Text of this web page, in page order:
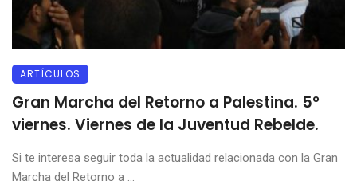
ARTÍCULOS
Gran Marcha del Retorno a Palestina. 5º
viernes. Viernes de la Juventud Rebelde.
Si te interesa seguir toda la actualidad relacionada con la Gran
Marcha del Retorno a ...